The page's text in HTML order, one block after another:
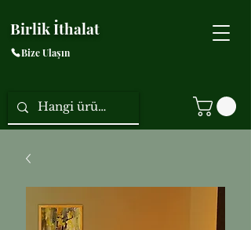
Birlik İthalat
Bize Ulaşın